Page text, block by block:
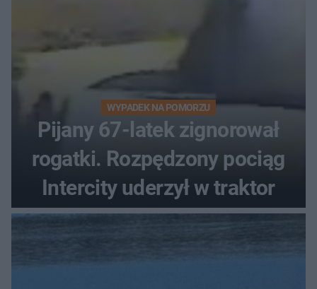
WYPADEK NA POMORZU
Pijany 67-latek zignorował
rogatki. Rozpędzony pociąg
Intercity uderzył w traktor